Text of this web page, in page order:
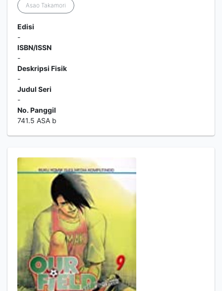
Asao Takamori
Edisi
-
ISBN/ISSN
-
Deskripsi Fisik
-
Judul Seri
-
No. Panggil
741.5 ASA b